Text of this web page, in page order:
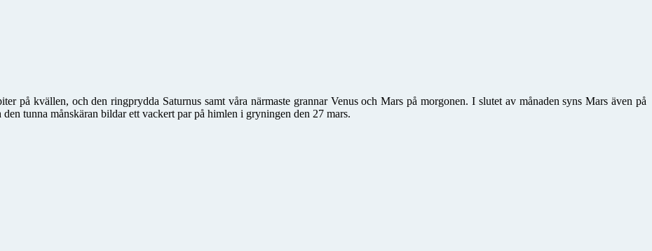
på kvällen, och den ringprydda Saturnus samt våra närmaste grannar Venus och Mars på morgonen. I slutet av månaden syns Mars även på
tunna månskäran bildar ett vackert par på himlen i gryningen den 27 mars.